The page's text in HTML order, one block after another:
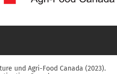
und Agri-Food Canada (2023).